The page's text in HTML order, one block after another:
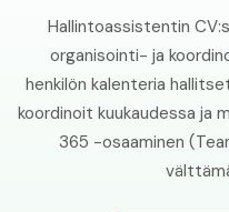
Hallintoassistentin
organisointi- ja
henkilön kalenteria
koordinoit kuukaudessa ja
365 -osaaminen